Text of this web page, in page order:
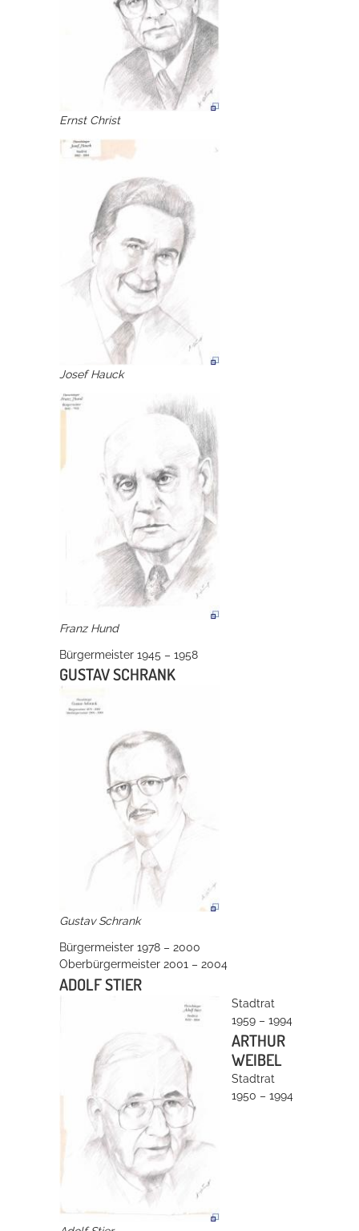
Ernst Christ
Josef Hauck
Franz Hund
Bürgermeister 1945 – 1958
GUSTAV SCHRANK
Gustav Schrank
Bürgermeister 1978 – 2000
Oberbürgermeister 2001 – 2004
ADOLF STIER
Stadtrat
1959 – 1994
ARTHUR
WEIBEL
Stadtrat
1950 – 1994